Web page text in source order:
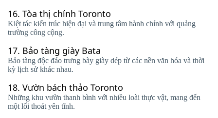
16. Tòa thị chính Toronto
Kiệt tác kiến ​​trúc hiện đại và trung tâm hành chính với quảng
trường công cộng.
17. Bảo tàng giày Bata
Bảo tàng độc đáo trưng bày giày dép từ các nền văn hóa và thời
kỳ lịch sử khác nhau.
18. Vườn bách thảo Toronto
Những khu vườn thanh bình với nhiều loài thực vật, mang đến
một lối thoát yên tĩnh.